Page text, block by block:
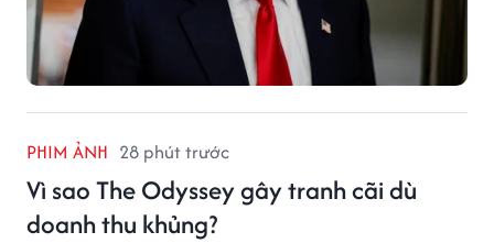
PHIM ẢNH 28 phút trước
Vì sao The Odyssey gây tranh cãi dù
doanh thu khủng?